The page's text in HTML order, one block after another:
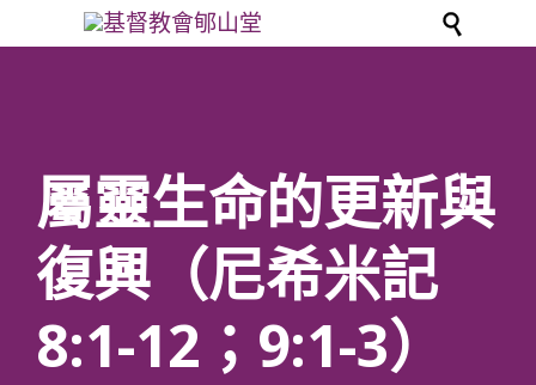

屬靈生命的更新與
復興（尼希米記
8:1-12；9:1-3）